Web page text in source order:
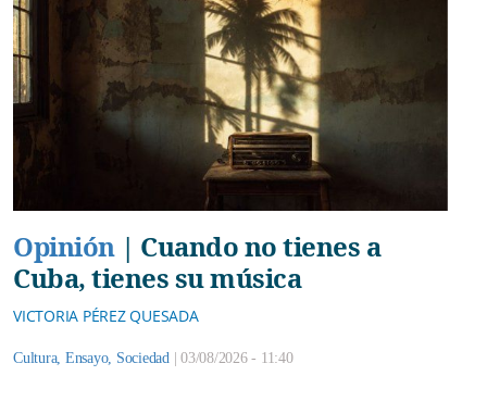
Opinión| Cuando no tienes a
Cuba, tienes su música
VICTORIA PÉREZ QUESADA
Cultura, Ensayo, Sociedad | 03/08/2026 - 11:40